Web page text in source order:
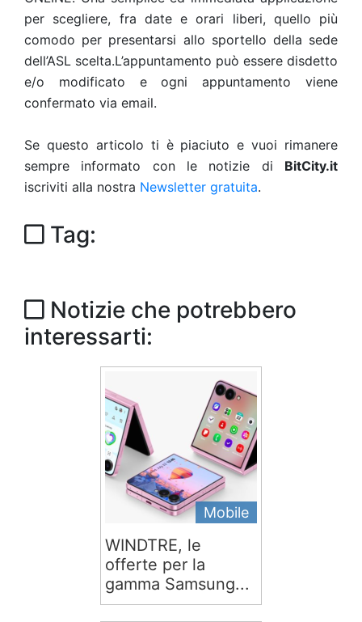
per scegliere, fra date e orari liberi, quello più
comodo per presentarsi allo sportello della sede
dell’ASL scelta.L’appuntamento può essere disdetto
e/o modificato e ogni appuntamento viene
confermato via email.
Se questo articolo ti è piaciuto e vuoi rimanere
sempre informato con le notizie di BitCity.it
iscriviti alla nostra Newsletter gratuita.
Tag:
Notizie che potrebbero
interessarti:
Mobile
WINDTRE, le
offerte per la
gamma Samsung...